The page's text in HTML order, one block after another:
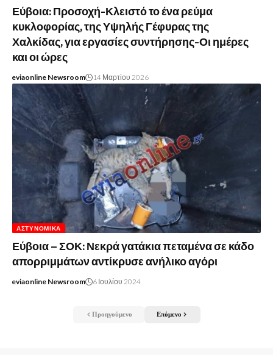
Εύβοια: Προσοχή-Κλειστό το ένα ρεύμα
κυκλοφορίας, της Υψηλής Γέφυρας της
Χαλκίδας, για εργασίες συντήρησης-Οι ημέρες
και οι ώρες
eviaonline Newsroom 14 Μαρτίου 2026
ΑΣΤΥΝΟΜΙΚΆ
Εύβοια – ΣΟΚ: Νεκρά γατάκια πεταμένα σε κάδο
απορριμμάτων αντίκρυσε ανήλικο αγόρι
eviaonline Newsroom 6 Ιουλίου 2024
Προηγούμενο Επόμενο